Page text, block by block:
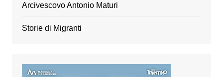
Arcivescovo Antonio Maturi
Storie di Migranti